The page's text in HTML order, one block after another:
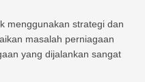
menggunakan strategi dan
masalah perniagaan
yang dijalankan sangat